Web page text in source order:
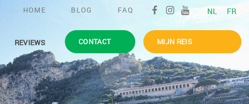
HOME BLOG FAQ NL FR
REVIEWS CONTACT MIJN REIS